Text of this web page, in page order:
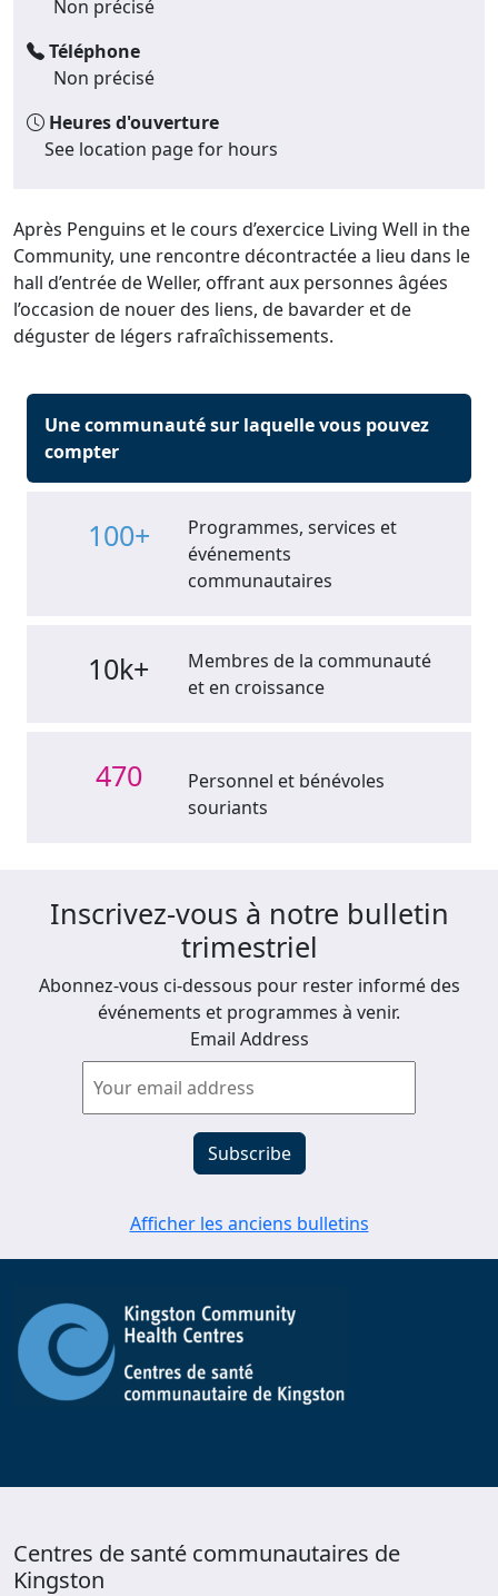
Non précisé
Téléphone
Non précisé
Heures d'ouverture
See location page for hours
Après Penguins et le cours d’exercice Living Well in the
Community, une rencontre décontractée a lieu dans le
hall d’entrée de Weller, offrant aux personnes âgées
l’occasion de nouer des liens, de bavarder et de
déguster de légers rafraîchissements.
Une communauté sur laquelle vous pouvez
compter
100+
Programmes, services et
événements
communautaires
10k+
Membres de la communauté
et en croissance
470
Personnel et bénévoles
souriants
Inscrivez-vous à notre bulletin
trimestriel
Abonnez-vous ci-dessous pour rester informé des
événements et programmes à venir.
Email Address
Afficher les anciens bulletins
Centres de santé communautaires de
Kingston